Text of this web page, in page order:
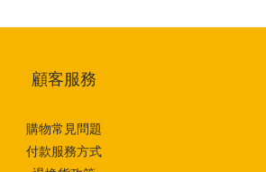
顧客服務
購物常見問題
付款服務方式